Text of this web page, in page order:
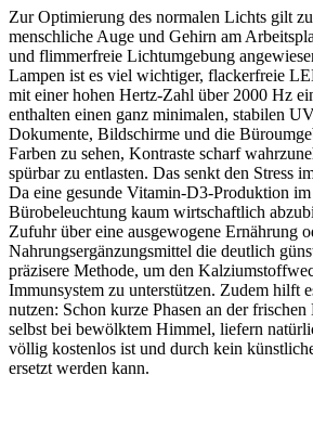
Zur Optimierung des normalen Lichts gilt zu
menschliche Auge und Gehirn am
und flimmerfreie Lichtumgebung
Lampen ist es viel wichtiger, flackerfreie
mit einer hohen Hertz-Zahl über 2000 Hz
enthalten einen ganz minimalen, stabilen
Dokumente, Bildschirme und die
Farben zu sehen, Kontraste scharf
spürbar zu entlasten. Das senkt den Stress
Da eine gesunde Vitamin-D3-Produktion
Bürobeleuchtung kaum wirtschaftlich
Zufuhr über eine ausgewogene Ernährung
Nahrungsergänzungsmittel die deutlich
präzisere Methode, um den
Immunsystem zu unterstützen. Zudem hilft
nutzen: Schon kurze Phasen an der
selbst bei bewölktem Himmel, liefern
völlig kostenlos ist und durch kein
ersetzt werden kann.